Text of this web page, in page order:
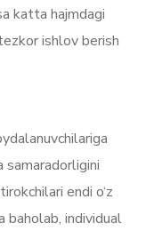
katta hajmdagi
ishlov berish
samaradorligini
endi o‘z
baholab, individual